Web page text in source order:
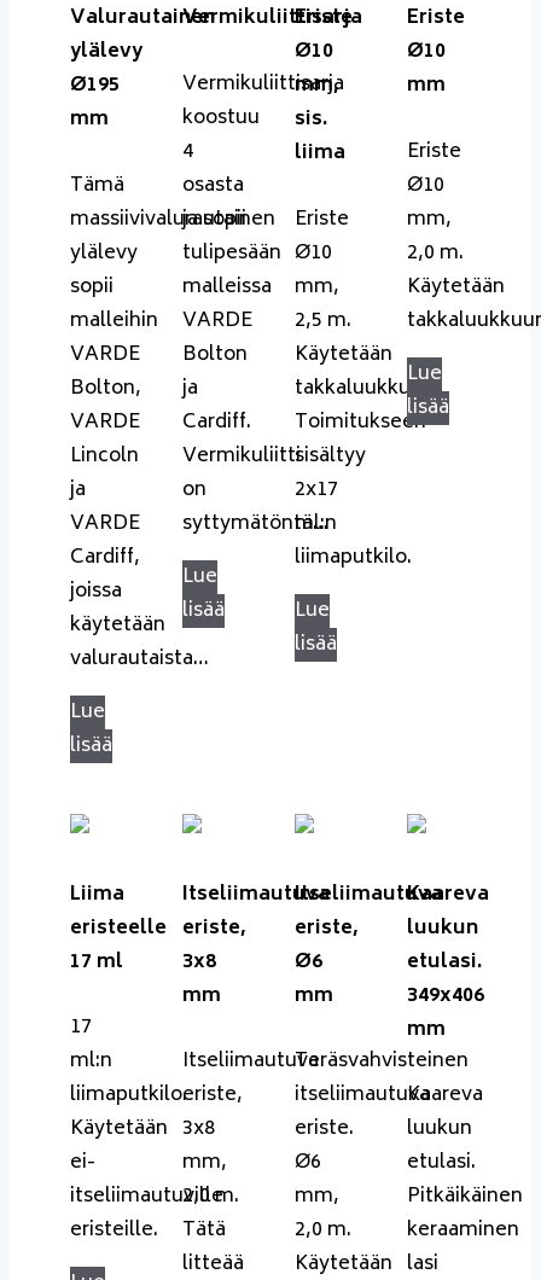
Valurautainen
ylälevy
Ø195
mm
Tämä
massiivivalurautainen
ylälevy
sopii
malleihin
VARDE
Bolton,
VARDE
Lincoln
ja
VARDE
Cardiff,
joissa
käytetään
valurautaista…
Lue
lisää
Vermikuliittisarja
Vermikuliittisarja
koostuu
4
osasta
ja sopii
tulipesään
malleissa
VARDE
Bolton
ja
Cardiff.
Vermikuliitti
on
syttymätöntä…
Lue
lisää
Eriste
Ø10
mm,
sis.
liima
Eriste
Ø10
mm,
2,5 m.
Käytetään
takkaluukkuun.
Toimitukseen
sisältyy
2x17
ml:n
liimaputkilo.
Lue
lisää
Eriste
Ø10
mm
Eriste
Ø10
mm,
2,0 m.
Käytetään
Lue
lisää
Liima
eristeelle
17 ml
17
ml:n
liimaputkilo.
Käytetään
ei-
itseliimautuville
eristeille.
Itseliimautuva
eriste,
3x8
mm
Itseliimautuva
eriste,
3x8
mm,
2,0 m.
Tätä
litteää
Itseliimautuva
eriste,
Ø6
mm
Teräsvahvisteinen
itseliimautuva
eriste.
Ø6
mm,
2,0 m.
Käytetään
Kaareva
luukun
etulasi.
349x406
mm
Kaareva
luukun
etulasi.
Pitkäikäinen
keraaminen
lasi